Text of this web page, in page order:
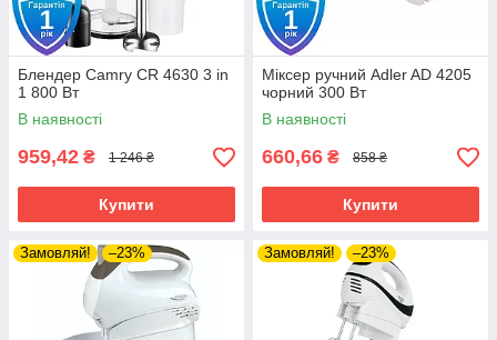
Блендер Camry CR 4630 3 in
1 800 Вт
В наявності
959,42 ₴ 1 246 ₴
Купити
Міксер ручний Adler AD 4205
чорний 300 Вт
В наявності
660,66 ₴ 858 ₴
Купити
Замовляй! –23% Замовляй! –23%